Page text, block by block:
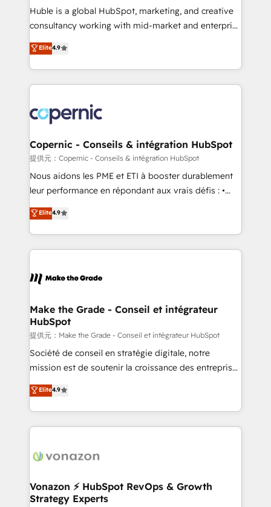
Get your sales team fully using HubSpot • Track
pipeline and revenue across the entire buyer journey
growth • Create content and videos that attract
buyers • Use AI to scale smarter Our coaching-led
lasts. So if you're ready to become the most trusted
voice in your market, let’s talk.
Huble is a global HubSpot, marketing, and creative
consultancy working with mid-market and enterprise
businesses. We go beyond implementation, shaping
the strategy, processes, and teams that turn
HubSpot into a genuine growth engine. Named
HubSpot's Global Partner of the Year in 2024,
worldwide, and with over 15 years in the ecosystem,
Huble has built a track record that speaks for itself.
One company, one operating model, delivering
across offices and consulting teams in the UK, USA,
Canada, Germany, France, Belgium, Singapore, and
South Africa. Certified compliant with ISO/IEC
international offices and 175+ employees.
Elite4.9
Copernic - Conseils & intégration HubSpot
提供元：Copernic - Conseils & intégration HubSpot
Nous aidons les PME et ETI à booster durablement
leur performance en répondant aux vrais défis : •
Intégration de HubSpot avec d’autres outils (ERP,
téléphonie, etc.) • Alignement des équipes grâce à un
outil et des données partagées • Amélioration de la
collecte et de l’analyse des données pour des
de la productivité des équipes Notre équipe de 30
avec un engagement total, alignant processus
métiers et technologie, et guidant vos équipes à
travers le changement, tout en centrant vos objectifs
d’entreprise. Grâce à une méthodologie éprouvée
auprès de plus de 400 clients, nous comprenons
HubSpot dans votre organisation. Pour toute
question technique ou besoin de structuration de
Elite4.9
Make the Grade - Conseil et intégrateur
HubSpot
提供元：Make the Grade - Conseil et intégrateur HubSpot
Société de conseil en stratégie digitale, notre
mission est de soutenir la croissance des entreprises
B2B à travers l’acquisition de nouveaux clients,
l'intégration CRM et le développement des revenus
auprès de vos comptes existants. En France et à
l'international, nous travaillons avec des ETI
delà d’une simple transformation digitale et des
➤ L’intégration de CRM et de méthodologie RevOps
pour aligner les équipes marketing, commerciales et
Elite4.9
Vonazon ⚡ HubSpot RevOps & Growth
Strategy Experts